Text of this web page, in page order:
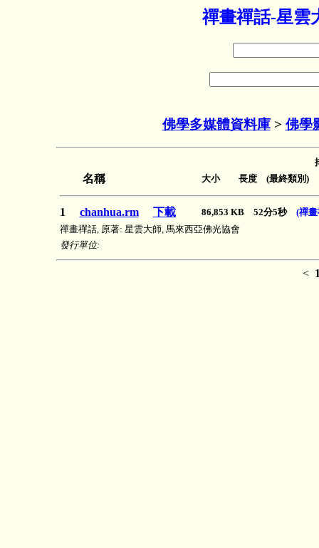
禪畫禪話-星雲
佛學多媒體資料庫> 佛學
名稱 大小 長度 (最終類別)
1 chanhua.rm 下載 86,853 KB 52分5秒 (禪
禪畫禪話, 原著: 星雲大師, 馬來西亞佛光協會
發行單位:
<